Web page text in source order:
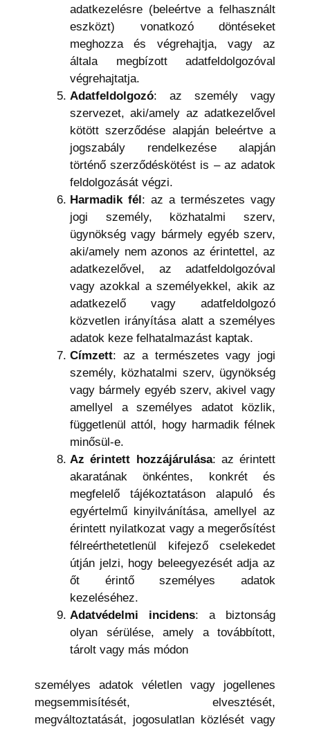
adatkezelésre (beleértve a felhasznált
eszközt) vonatkozó döntéseket
meghozza és végrehajtja, vagy az
általa megbízott adatfeldolgozóval
végrehajtatja.
Adatfeldolgozó: az személy vagy
szervezet, aki/amely az adatkezelővel
kötött szerződése alapján beleértve a
jogszabály rendelkezése alapján
történő szerződéskötést is – az adatok
feldolgozását végzi.
Harmadik fél: az a természetes vagy
jogi személy, közhatalmi szerv,
ügynökség vagy bármely egyéb szerv,
aki/amely nem azonos az érintettel, az
adatkezelővel, az adatfeldolgozóval
vagy azokkal a személyekkel, akik az
adatkezelő vagy adatfeldolgozó
közvetlen irányítása alatt a személyes
adatok keze felhatalmazást kaptak.
Címzett: az a természetes vagy jogi
személy, közhatalmi szerv, ügynökség
vagy bármely egyéb szerv, akivel vagy
amellyel a személyes adatot közlik,
függetlenül attól, hogy harmadik félnek
minősül-e.
Az érintett hozzájárulása: az érintett
akaratának önkéntes, konkrét és
megfelelő tájékoztatáson alapuló és
egyértelmű kinyilvánítása, amellyel az
érintett nyilatkozat vagy a megerősítést
félreérthetetlenül kifejező cselekedet
útján jelzi, hogy beleegyezését adja az
őt érintő személyes adatok
kezeléséhez.
Adatvédelmi incidens: a biztonság
olyan sérülése, amely a továbbított,
tárolt vagy más módon
személyes adatok véletlen vagy jogellenes
megsemmisítését, elvesztését,
megváltoztatását, jogosulatlan közlését vagy